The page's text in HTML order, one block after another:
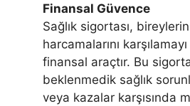
Finansal Güvence
Sağlık sigortası,
harcamalarını
finansal araçtır. Bu
beklenmedik sağlık
veya kazalar karşısında